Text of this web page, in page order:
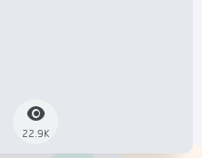
22.9K